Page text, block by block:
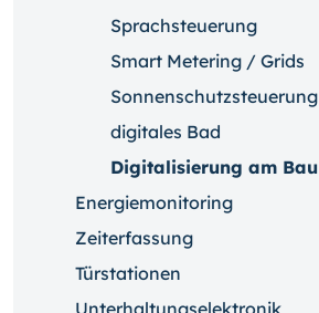
Sprachsteuerung
Smart Metering / Grids
Sonnenschutzsteuerung
digitales Bad
Digitalisierung am Bau
Energiemonitoring
Zeiterfassung
Türstationen